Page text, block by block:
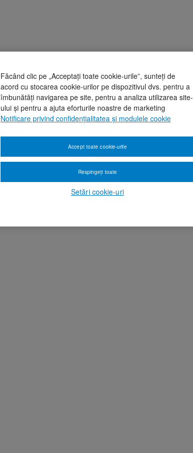
Făcând clic pe „Acceptați toate cookie-urile”, sunteți de
acord cu stocarea cookie-urilor pe dispozitivul dvs. pentru a
îmbunătăți navigarea pe site, pentru a analiza utilizarea site-
ului și pentru a ajuta eforturile noastre de marketing
Notificare privind confidențialitatea și modulele cookie
Setări cookie-uri
Respingeți toate
Accept toate cookie-urile